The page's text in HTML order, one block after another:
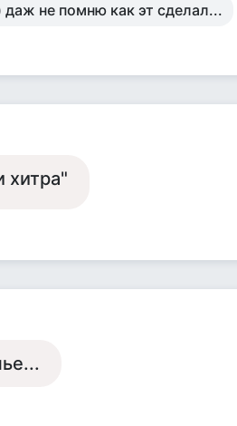
даж не помню как эт сделал...
хитра"